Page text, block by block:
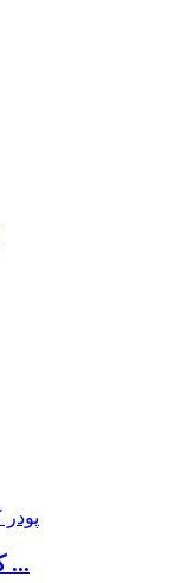
کدو حلوایی خشک ارگانیک ...